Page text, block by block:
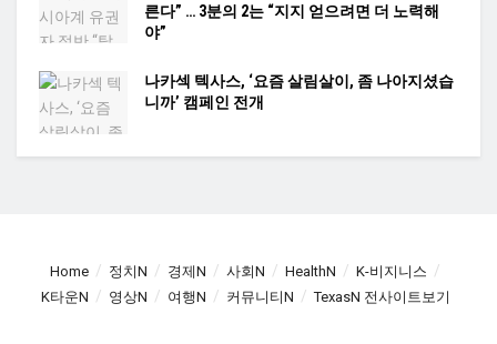
른다” … 3분의 2는 “지지 얻으려면 더 노력해
야”
나카섹 텍사스, ‘요즘 살림살이, 좀 나아지셨습
니까’ 캠페인 전개
Home 정치N 경제N 사회N HealthN
K-비지니스
K타운N
영상N 여행N 커뮤니티N TexasN 전사이트보기